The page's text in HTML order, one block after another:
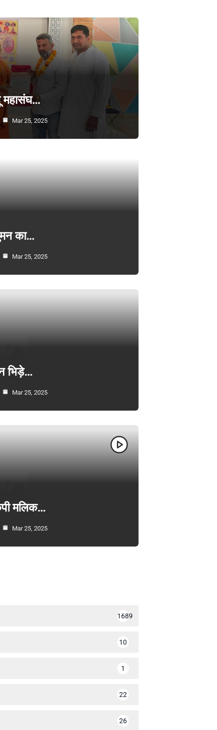
महासंघ…
Mar 25, 2025
का…
Mar 25, 2025
भिड़े…
Mar 25, 2025
मलिक…
Mar 25, 2025
1689
10
1
22
26